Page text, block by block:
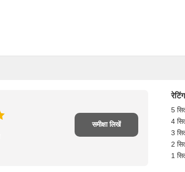
समीक्षा लिखें
5
4
3
2
1